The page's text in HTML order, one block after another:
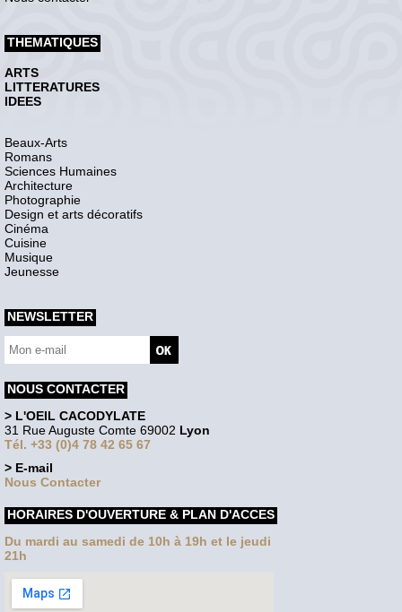
THEMATIQUES
ARTS
LITTERATURES
IDEES
Beaux-Arts
Romans
Sciences Humaines
Architecture
Photographie
Design et arts décoratifs
Cinéma
Cuisine
Musique
Jeunesse
NEWSLETTER
NOUS CONTACTER
> L'OEIL CACODYLATE
31 Rue Auguste Comte 69002 Lyon
Tél. +33 (0)4 78 42 65 67
> E-mail
Nous Contacter
HORAIRES D'OUVERTURE & PLAN D'ACCES
Du mardi au samedi de 10h à 19h et le jeudi
21h